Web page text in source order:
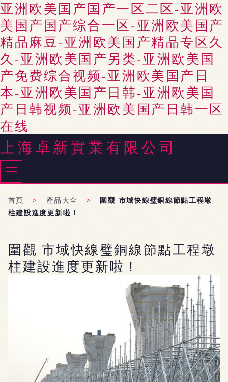
亚洲欧美国产国产一区二区-亚洲欧
美国产国产综合一区-亚洲欧美国产
精品麻豆-亚洲欧美国产精品专区久
久-亚洲欧美国产另类-亚洲欧美国
产免费综合视频-亚洲欧美国产日
本-亚洲欧美国产日韩-亚洲欧美国
产日韩视频-亚洲欧美国产日韩一区
在线
上海卓新實業有限公司
首頁 > 產品大全 >
圍觀 市域快線璧銅線節點工程墩
柱建設進度更新啦！
圍觀 市域快線璧銅線節點工程墩
柱建設進度更新啦！